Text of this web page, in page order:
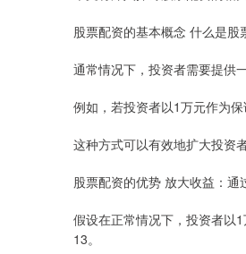
股票配资的基本概念 什么是股
通常情况下，投资者需要提供
例如，若投资者以1万元作为
这种方式可以有效地扩大投资
股票配资的优势 放大收益：通
假设在正常情况下，投资者以
13。